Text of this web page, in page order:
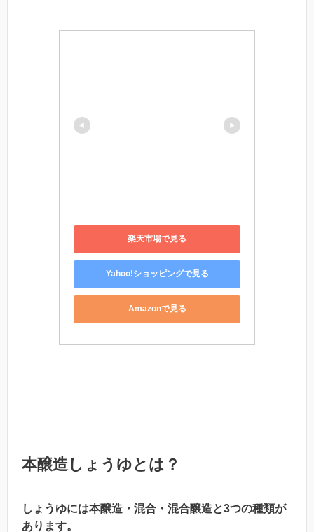
楽天市場で見る
Yahoo!ショッピングで見る
Amazonで見る
本醸造しょうゆとは？
しょうゆには本醸造・混合・混合醸造と3つの種類が
あります。